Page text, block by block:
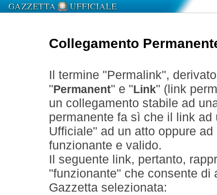
Collegamento
Il termine "Permalink",
" Permanent" e " Link" (link
un collegamento stabile ad
permanente fa sì che il link
Ufficiale" ad un atto oppure
funzionante e valido.
Il seguente link, pertanto,
"funzionante" che consente
Gazzetta selezionata: